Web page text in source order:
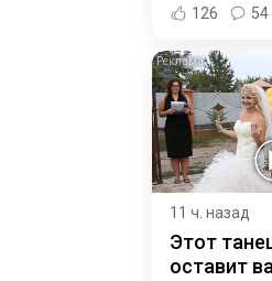
126 54
11 ч. назад
Этот
оставит